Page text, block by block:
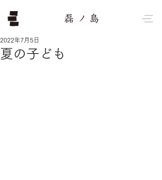
夏の子ども
2022年7月5日